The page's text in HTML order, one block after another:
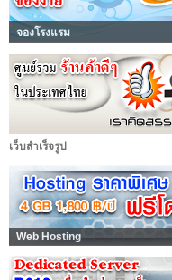
จองโรงแรม
เว็บสำเร็จรูป
Web Hosting